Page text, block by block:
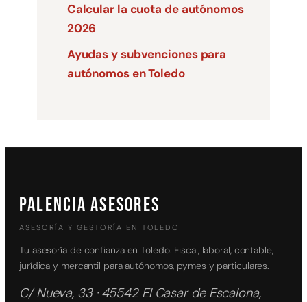
Calcular la cuota de autónomos
2026
Ayudas y subvenciones para
autónomos en Toledo
PALENCIA ASESORES
ASESORÍA Y GESTORÍA EN TOLEDO
Tu asesoría de confianza en Toledo. Fiscal, laboral, contable,
jurídica y mercantil para autónomos, pymes y particulares.
C/ Nueva, 33 · 45542 El Casar de Escalona,